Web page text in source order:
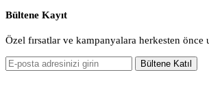
Bültene Kayıt
Özel fırsatlar ve kampanyalara herkesten